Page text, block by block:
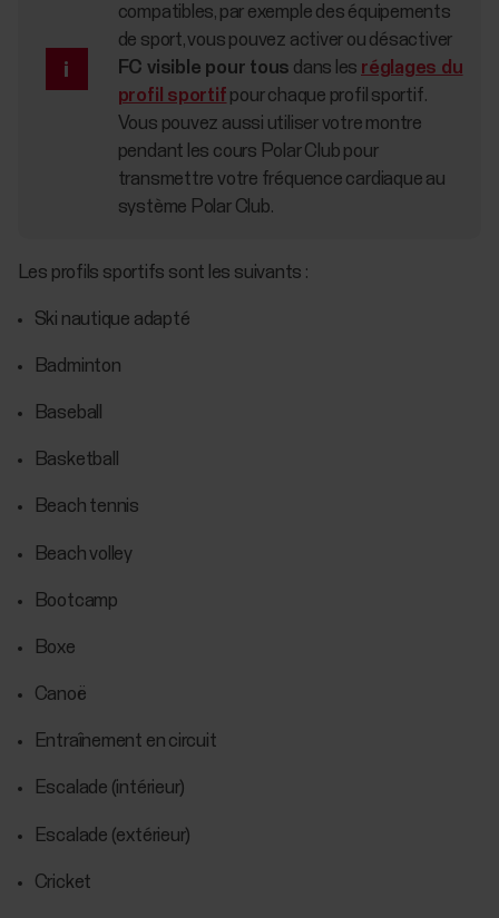
compatibles, par exemple des équipements
de sport, vous pouvez activer ou désactiver
FC visible pour tous dans les réglages du
profil sportif pour chaque profil sportif.
Vous pouvez aussi utiliser votre montre
pendant les cours Polar Club pour
transmettre votre fréquence cardiaque au
système Polar Club.
Les profils sportifs sont les suivants :
Ski nautique adapté
Badminton
Baseball
Basketball
Beach tennis
Beach volley
Bootcamp
Boxe
Canoë
Entraînement en circuit
Escalade (intérieur)
Escalade (extérieur)
Cricket